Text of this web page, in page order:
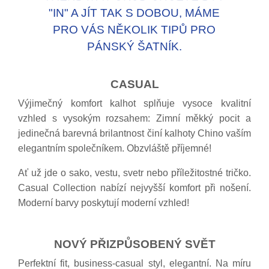
"IN" A JÍT TAK S DOBOU, MÁME
PRO VÁS NĚKOLIK TIPŮ PRO
PÁNSKÝ ŠATNÍK.
CASUAL
Výjimečný komfort kalhot splňuje vysoce kvalitní
vzhled s vysokým rozsahem: Zimní měkký pocit a
jedinečná barevná brilantnost činí kalhoty Chino vaším
elegantním společníkem. Obzvláště příjemné!
Ať už jde o sako, vestu, svetr nebo příležitostné tričko.
Casual Collection nabízí nejvyšší komfort při nošení.
Moderní barvy poskytují moderní vzhled!
NOVÝ PŘIZPŮSOBENÝ SVĚT
Perfektní fit, business-casual styl, elegantní. Na míru